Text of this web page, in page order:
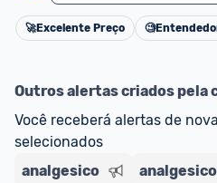
🚀Excelente Preço 🧐
Outros alertas criados pela
Você receberá alertas de
selecionados
analgesico